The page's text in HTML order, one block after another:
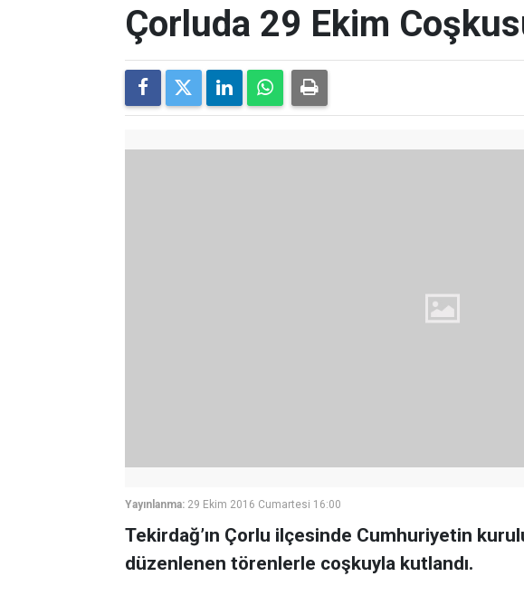
Çorluda 29 Ekim
Yayınlanma: 29 Ekim 2016 Cumartesi 16:00
Tekirdağ’ın Çorlu ilçesinde Cumhuriyetin
düzenlenen törenlerle coşkuyla kutlandı.